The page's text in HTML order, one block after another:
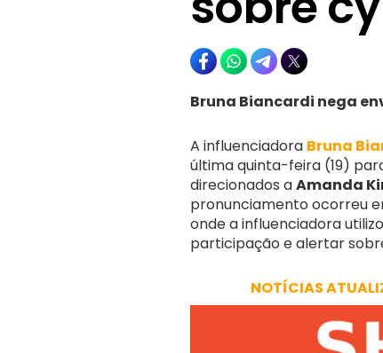
Bruna Biancardi nega
A influenciadora Bruna
última quinta-feira (19)
direcionados aAmanda
pronunciamento ocorreu
onde a influenciadora
participação e alertar
NOTÍCIAS